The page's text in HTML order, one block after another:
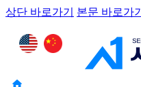
상단 바로가기 본문 바로가기